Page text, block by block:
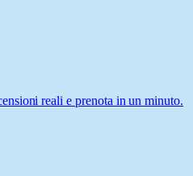
reali e prenota in un minuto.